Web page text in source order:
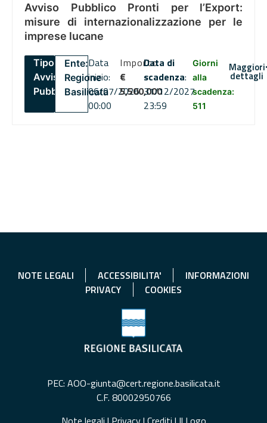
Avviso Pubblico Pronti per l’Export:
misure di internazionalizzazione per le
imprese lucane
Tipo:
Avviso
Pubblico
Ente:
Regione
Basilicata
Data
inizio:
06/07/2026
00:00
Importo
€
5,500,000
Data di
scadenza:
31/12/2027
23:59
Giorni
alla
scadenza:
511
Maggiori
dettagli
NOTE LEGALI ACCESSIBILITA'
INFORMAZIONI
PRIVACY
COOKIES
PEC: AOO-giunta@cert.regione.basilicata.it
C.F. 80002950766